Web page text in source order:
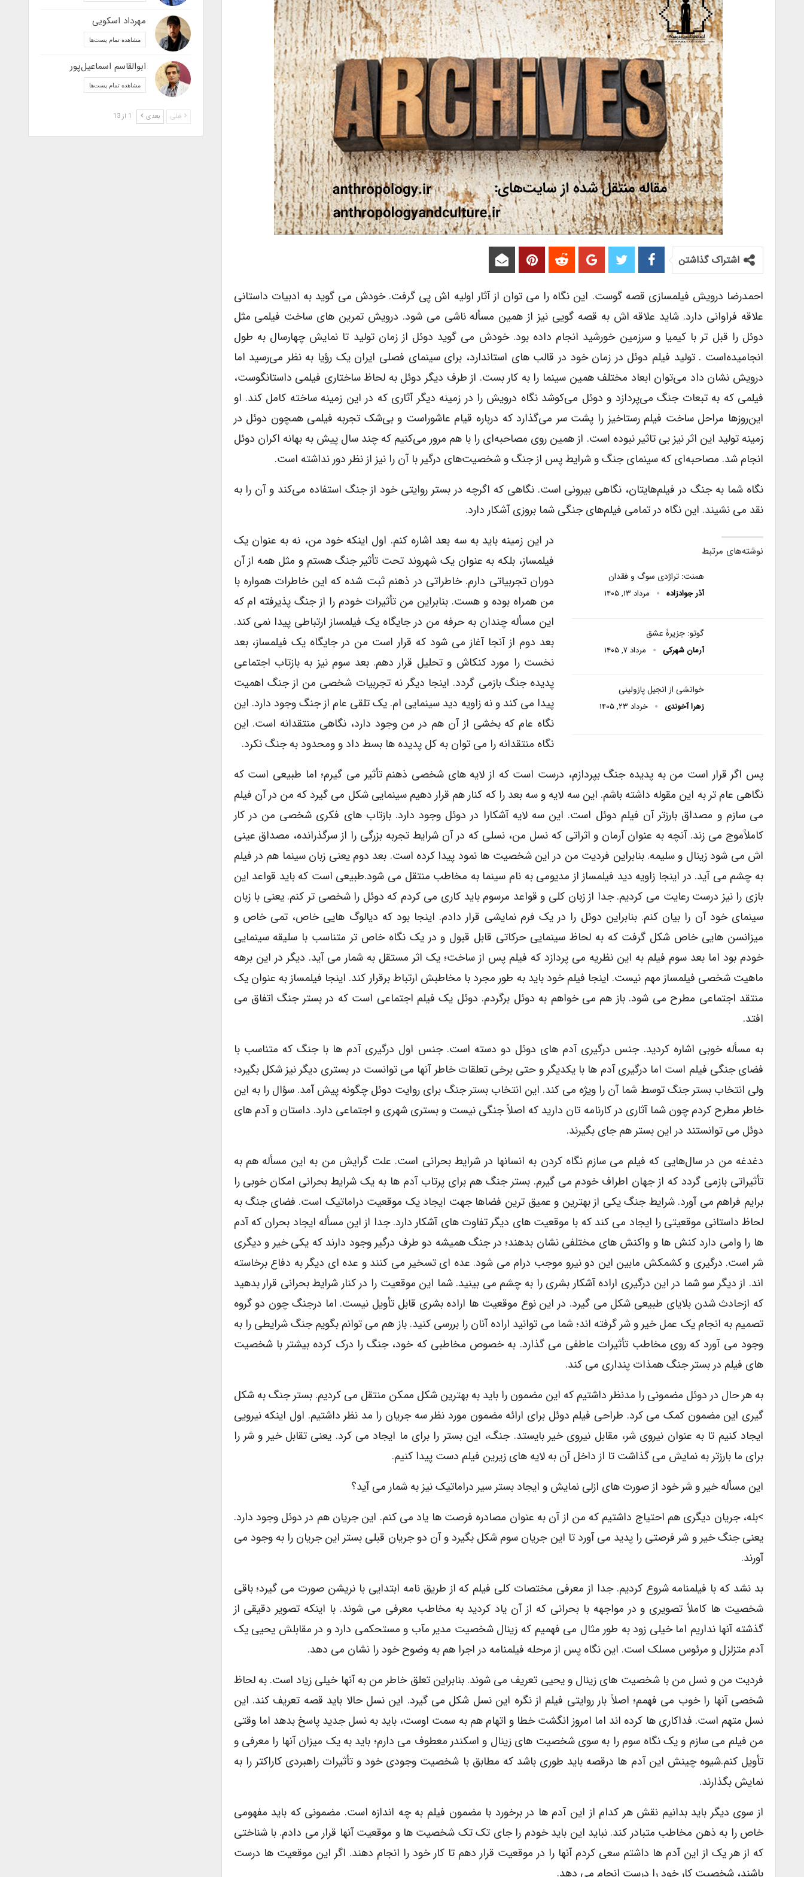
اشتراک گذاشتن
احمدرضا درویش فیلمسازى قصه گوست. این نگاه را مى توان از آثار اولیه اش پى گرفت. خودش مى گوید به ادبیات داستانى
علاقه فراوانى دارد. شاید علاقه اش به قصه گویى نیز از همین مسأله ناشى مى شود. درویش تمرین هاى ساخت فیلمى مثل
دوئل را قبل تر با کیمیا و سرزمین خورشید انجام داده بود. خودش مى گوید دوئل از زمان تولید تا نمایش چهارسال به طول
انجامیده‌است . تولید فیلم دوئل در زمان خود در قالب های استاندارد، براى سینماى فصلى ایران یک رؤیا به نظر می‌رسید اما
درویش نشان داد می‌توان ابعاد مختلف همین سینما را به کار بست. از طرف دیگر دوئل به لحاظ ساختارى فیلمى داستانگوست،
فیلمى که به تبعات جنگ می‌پردازد و دوئل می‌کوشد نگاه درویش را در زمینه دیگر آثاری که در این زمینه ساخته کامل کند. او
این‌روزها مراحل ساخت فیلم رستاخیز را پشت سر می‌گذارد که درباره قیام عاشوراست و بی‌شک تجربه فیلمی همچون دوئل در
زمینه تولید این اثر نیز بی تاثیر نبوده است. از همین روی مصاحبه‌ای را با هم مرور می‌کنیم که چند سال پیش به بهانه اکران دوئل
انجام شد. مصاحبه‌ای که سینمای جنگ و شرایط پس از جنگ و شخصیت‌های درگیر با آن را نیز از نظر دور نداشته است.
نگاه شما به جنگ در فیلم‌هایتان، نگاهى بیرونى است. نگاهى که اگرچه در بستر روایتى خود از جنگ استفاده مى‌کند و آن را به
نقد مى نشیند. این نگاه در تمامى فیلم‌هاى جنگى شما بروزى آشکار دارد.
نوشته‌های مرتبط
همنت: تراژدی سوگ و فقدان
آذر جوادزاده مرداد ۱۳, ۱۴۰۵
گوتو: جزیرۀ عشق
آرمان شهرکی مرداد ۷, ۱۴۰۵
خوانشی از انجیل پازولینی
زهرا آخوندی خرداد ۲۳, ۱۴۰۵
در این زمینه باید به سه بعد اشاره کنم. اول اینکه خود من، نه به عنوان یک
فیلمساز، بلکه به عنوان یک شهروند تحت تأثیر جنگ هستم و مثل همه از آن
دوران تجربیاتى دارم. خاطراتى در ذهنم ثبت شده که این خاطرات همواره با
من همراه بوده و هست. بنابراین من تأثیرات خودم را از جنگ پذیرفته ام که
این مسأله چندان به حرفه من در جایگاه یک فیلمساز ارتباطى پیدا نمى کند.
بعد دوم از آنجا آغاز مى شود که قرار است من در جایگاه یک فیلمساز، بعد
نخست را مورد کنکاش و تحلیل قرار دهم. بعد سوم نیز به بازتاب اجتماعى
پدیده جنگ بازمى گردد. اینجا دیگر نه تجربیات شخصى من از جنگ اهمیت
پیدا مى کند و نه زاویه دید سینمایى ام. یک تلقى عام از جنگ وجود دارد. این
نگاه عام که بخشى از آن هم در من وجود دارد، نگاهى منتقدانه است. این
نگاه منتقدانه را مى توان به کل پدیده ها بسط داد و ومحدود به جنگ نکرد.
پس اگر قرار است من به پدیده جنگ بپردازم، درست است که از لایه هاى شخصى ذهنم تأثیر مى گیرم؛ اما طبیعى است که
نگاهى عام تر به این مقوله داشته باشم. این سه لایه و سه بعد را که کنار هم قرار دهیم سینمایى شکل مى گیرد که من در آن فیلم
مى سازم و مصداق بارزتر آن فیلم دوئل است. این سه لایه آشکارا در دوئل وجود دارد. بازتاب هاى فکرى شخصى من در کار
کاملاًموج مى زند. آنچه به عنوان آرمان و اثراتى که نسل من، نسلى که در آن شرایط تجربه بزرگى را از سرگذرانده، مصداق عینى
اش مى شود زینال و سلیمه. بنابراین فردیت من در این شخصیت ها نمود پیدا کرده است. بعد دوم یعنى زبان سینما هم در فیلم
به چشم مى آید. در اینجا زاویه دید فیلمساز از مدیومى به نام سینما به مخاطب منتقل مى شود.طبیعى است که باید قواعد این
بازى را نیز درست رعایت مى کردیم. جدا از زبان کلى و قواعد مرسوم باید کارى مى کردم که دوئل را شخصى تر کنم. یعنى با زبان
سینماى خود آن را بیان کنم. بنابراین دوئل را در یک فرم نمایشى قرار دادم. اینجا بود که دیالوگ هایى خاص، تمى خاص و
میزانسن هایى خاص شکل گرفت که به لحاظ سینمایى حرکاتى قابل قبول و در یک نگاه خاص تر متناسب با سلیقه سینمایى
خودم بود اما بعد سوم فیلم به این نظریه مى پردازد که فیلم پس از ساخت؛ یک اثر مستقل به شمار مى آید. دیگر در این برهه
ماهیت شخصى فیلمساز مهم نیست. اینجا فیلم خود باید به طور مجرد با مخاطبش ارتباط برقرار کند. اینجا فیلمساز به عنوان یک
منتقد اجتماعى مطرح مى شود. باز هم مى خواهم به دوئل برگردم. دوئل یک فیلم اجتماعى است که در بستر جنگ اتفاق مى
افتد.
به مسأله خوبى اشاره کردید. جنس درگیرى آدم هاى دوئل دو دسته است. جنس اول درگیرى آدم ها با جنگ که متناسب با
فضاى جنگى فیلم است اما درگیرى آدم ها با یکدیگر و حتى برخى تعلقات خاطر آنها مى توانست در بسترى دیگر نیز شکل بگیرد؛
ولى انتخاب بستر جنگ توسط شما آن را ویژه مى کند. این انتخاب بستر جنگ براى روایت دوئل چگونه پیش آمد. سؤال را به این
خاطر مطرح کردم چون شما آثارى در کارنامه تان دارید که اصلاً جنگى نیست و بسترى شهرى و اجتماعى دارد. داستان و آدم هاى
دوئل مى توانستند در این بستر هم جاى بگیرند.
دغدغه من در سال‌هایى که فیلم مى سازم نگاه کردن به انسانها در شرایط بحرانى است. علت گرایش من به این مسأله هم به
تأثیراتى بازمى گردد که از جهان اطراف خودم مى گیرم. بستر جنگ هم براى پرتاب آدم ها به یک شرایط بحرانى امکان خوبى را
برایم فراهم مى آورد. شرایط جنگ یکى از بهترین و عمیق ترین فضاها جهت ایجاد یک موقعیت دراماتیک است. فضاى جنگ به
لحاظ داستانى موقعیتى را ایجاد مى کند که با موقعیت هاى دیگر تفاوت هاى آشکار دارد. جدا از این مسأله ایجاد بحران که آدم
ها را وامى دارد کنش ها و واکنش هاى مختلفى نشان بدهند؛ در جنگ همیشه دو طرف درگیر وجود دارند که یکى خیر و دیگرى
شر است. درگیرى و کشمکش مابین این دو نیرو موجب درام مى شود. عده اى تسخیر مى کنند و عده اى دیگر به دفاع برخاسته
اند. از دیگر سو شما در این درگیرى اراده آشکار بشرى را به چشم مى بینید. شما این موقعیت را در کنار شرایط بحرانى قرار بدهید
که ازحادث شدن بلایاى طبیعى شکل مى گیرد. در این نوع موقعیت ها اراده بشرى قابل تأویل نیست. اما درجنگ چون دو گروه
تصمیم به انجام یک عمل خیر و شر گرفته اند؛ شما مى توانید اراده آنان را بررسى کنید. باز هم مى توانم بگویم جنگ شرایطى را به
وجود مى آورد که روى مخاطب تأثیرات عاطفى مى گذارد. به خصوص مخاطبى که خود، جنگ را درک کرده بیشتر با شخصیت
هاى فیلم در بستر جنگ همذات پندارى مى کند.
به هر حال در دوئل مضمونى را مدنظر داشتیم که این مضمون را باید به بهترین شکل ممکن منتقل مى کردیم. بستر جنگ به شکل
گیرى این مضمون کمک مى کرد. طراحى فیلم دوئل براى ارائه مضمون مورد نظر سه جریان را مد نظر داشتیم. اول اینکه نیرویى
ایجاد کنیم تا به عنوان نیروى شر، مقابل نیروى خیر بایستد. جنگ، این بستر را براى ما ایجاد مى کرد. یعنى تقابل خیر و شر را
براى ما بارزتر به نمایش مى گذاشت تا از داخل آن به لایه هاى زیرین فیلم دست پیدا کنیم.
این مسأله خیر و شر خود از صورت هاى ازلى نمایش و ایجاد بستر سیر دراماتیک نیز به شمار مى آید؟
>بله، جریان دیگرى هم احتیاج داشتیم که من از آن به عنوان مصادره فرصت ها یاد مى کنم. این جریان هم در دوئل وجود دارد.
یعنى جنگ خیر و شر فرصتى را پدید مى آورد تا این جریان سوم شکل بگیرد و آن دو جریان قبلى بستر این جریان را به وجود مى
آورند.
بد نشد که با فیلمنامه شروع کردیم. جدا از معرفى مختصات کلى فیلم که از طریق نامه ابتدایى با نریشن صورت مى گیرد؛ باقى
شخصیت ها کاملاً تصویرى و در مواجهه با بحرانى که از آن یاد کردید به مخاطب معرفى مى شوند. با اینکه تصویر دقیقى از
گذشته آنها نداریم اما خیلى زود به طور مثال مى فهمیم که زینال شخصیت مدیر مآب و مستحکمى دارد و در مقابلش یحیى یک
آدم متزلزل و مرئوس مسلک است. این نگاه پس از مرحله فیلمنامه در اجرا هم به وضوح خود را نشان مى دهد.
فردیت من و نسل من با شخصیت هاى زینال و یحیى تعریف مى شوند. بنابراین تعلق خاطر من به آنها خیلى زیاد است. به لحاظ
شخصى آنها را خوب مى فهمم؛ اصلاً بار روایتى فیلم از نگره این نسل شکل مى گیرد. این نسل حالا باید قصه تعریف کند. این
نسل متهم است. فداکارى ها کرده اند اما امروز انگشت خطا و اتهام هم به سمت اوست، باید به نسل جدید پاسخ بدهد اما وقتى
من فیلم مى سازم و یک نگاه سوم را به سوى شخصیت هاى زینال و اسکندر معطوف مى دارم؛ باید به یک میزان آنها را معرفى و
تأویل کنم.شیوه چینش این آدم ها درقصه باید طورى باشد که مطابق با شخصیت وجودى خود و تأثیرات راهبردى کاراکتر را به
نمایش بگذارند.
از سوى دیگر باید بدانیم نقش هر کدام از این آدم ها در برخورد با مضمون فیلم به چه اندازه است. مضمونى که باید مفهومى
خاص را به ذهن مخاطب متبادر کند. نباید این باید خودم را جاى تک تک شخصیت ها و موقعیت آنها قرار مى دادم. با شناختى
که از هر یک از این آدم ها داشتم سعى کردم آنها را در موقعیت قرار دهم تا کار خود را انجام دهند. اگر این موقعیت ها درست
باشند، شخصیت کار خود را درست انجام مى دهد.
مهرداد اسکویی
مشاهده تمام پست‌ها
ابوالقاسم اسماعیل‌پور
مشاهده تمام پست‌ها
قبلی بعدی 1 از 13